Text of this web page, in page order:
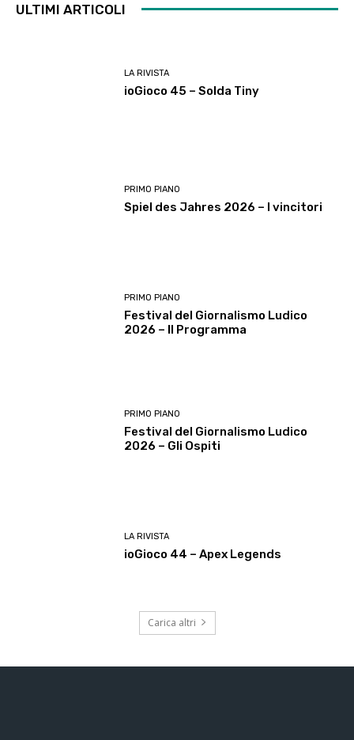
ULTIMI ARTICOLI
LA RIVISTA
ioGioco 45 – Solda Tiny
PRIMO PIANO
Spiel des Jahres 2026 – I vincitori
PRIMO PIANO
Festival del Giornalismo Ludico
2026 – Il Programma
PRIMO PIANO
Festival del Giornalismo Ludico
2026 – Gli Ospiti
LA RIVISTA
ioGioco 44 – Apex Legends
Carica altri